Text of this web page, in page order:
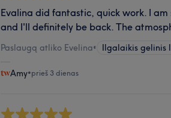
Evalina did fantastic, quick work. I
and I'll definitely be back. The
Paslaugą atliko Evelina• Ilgalaikis gelinis
Amy•prieš 3 dienas